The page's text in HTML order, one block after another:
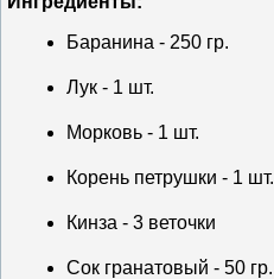
Баранина - 250 гр.
Лук - 1 шт.
Морковь - 1 шт.
Корень петрушки - 1 шт.
Кинза - 3 веточки
Сок гранатовый - 50 гр.